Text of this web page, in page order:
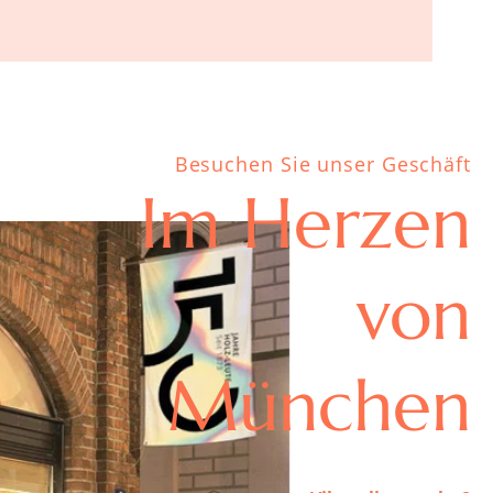
Besuchen Sie unser Geschäft
Im Herzen
von
München